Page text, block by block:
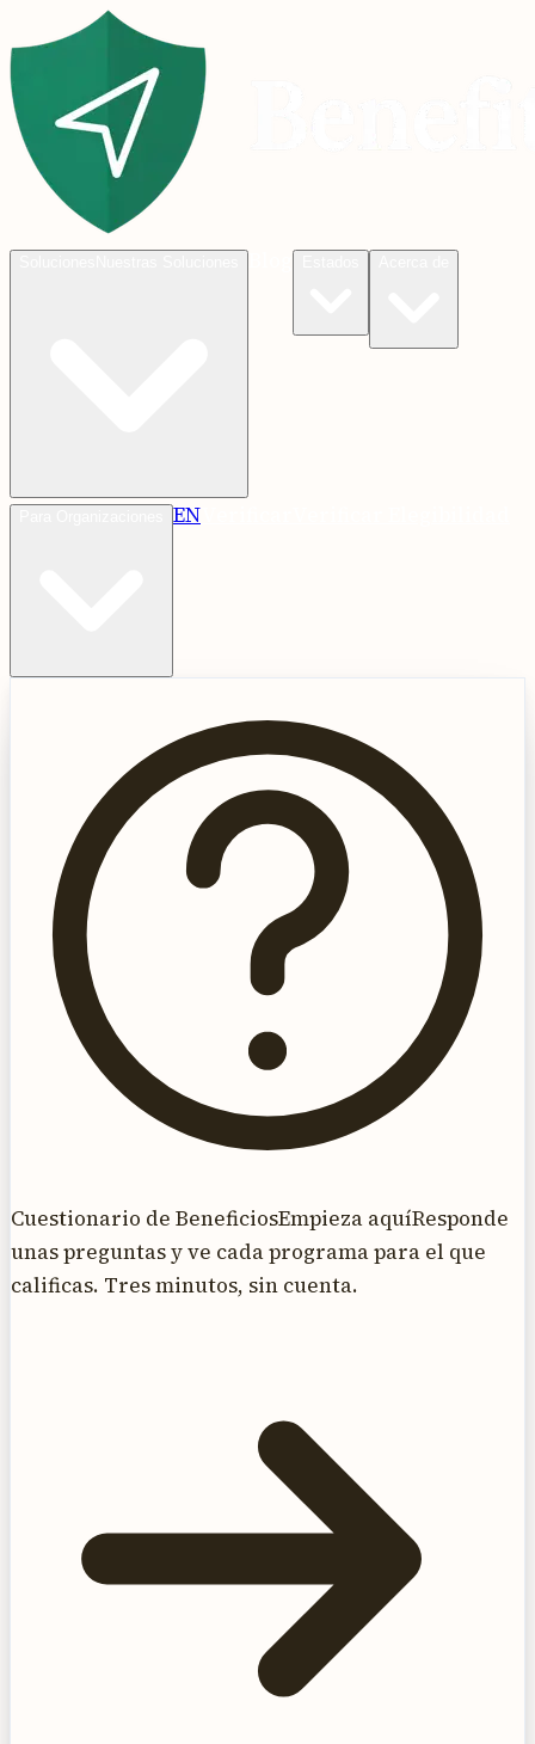
EN
Cuestionario de BeneficiosEmpieza aquíResponde
unas preguntas y ve cada programa para el que
calificas. Tres minutos, sin cuenta.